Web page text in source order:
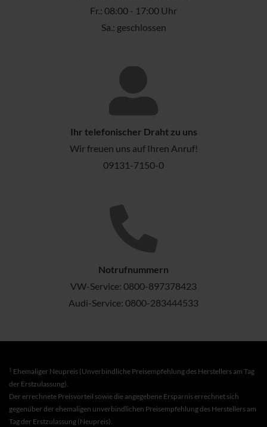
Fr.: 08:00 - 17:00 Uhr
Sa.: geschlossen
Ihr telefonischer Draht zu uns
Wir freuen uns auf Ihren Anruf!
09131-7150-0
Notrufnummern
VW-Service: 0800-897378423
Audi-Service: 0800-283444533
1 Ehemaliger Neupreis (Unverbindliche Preisempfehlung des Herstellers am Tag
der Erstzulassung).
Der errechnete Preisvorteil sowie die angegebene Ersparnis errechnet sich
gegenüber der ehemaligen unverbindlichen Preisempfehlung des Herstellers am
Tag der Erstzulassung (Neupreis).